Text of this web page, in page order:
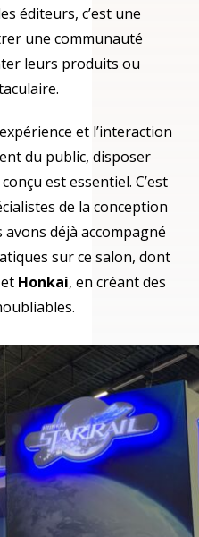
éditeurs, c’est une
une communauté
leurs produits ou
et l’interaction
du public, disposer
est essentiel. C’est
de la conception
déjà accompagné
sur ce salon, dont
et Honkai, en créant des